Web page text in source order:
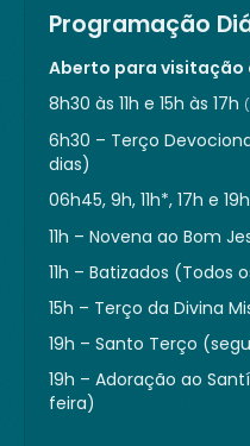
Programação
Aberto para visitação
8h30 às 11h e 15h às 17h
6h30 – Terço
dias)
06h45, 9h, 11h*, 17h e 19h
11h – Novena ao Bom
11h – Batizados (Todos
15h – Terço da Divina
19h – Santo Terço
19h – Adoração ao
feira)